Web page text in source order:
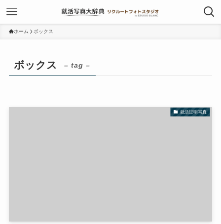
ホーム ボックス
ボックス – tag –
就活証明写真